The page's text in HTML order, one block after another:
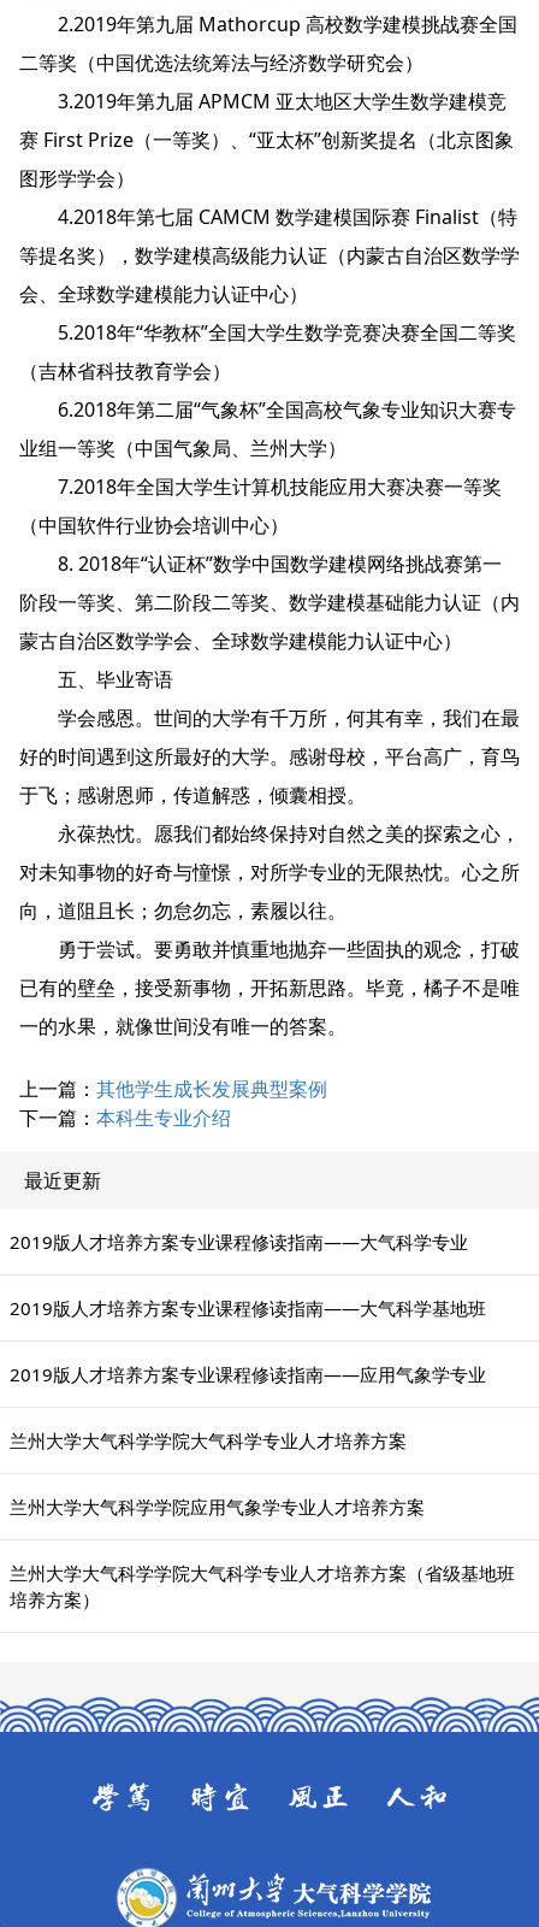
2.2019年第九届 Mathorcup 高校数学建模挑战赛全国
二等奖（中国优选法统筹法与经济数学研究会）
3.2019年第九届 APMCM 亚太地区大学生数学建模竞
赛 First Prize（一等奖）、“亚太杯”创新奖提名（北京图象
图形学学会）
4.2018年第七届 CAMCM 数学建模国际赛 Finalist（特
等提名奖），数学建模高级能力认证（内蒙古自治区数学学
会、全球数学建模能力认证中心）
5.2018年“华教杯”全国大学生数学竞赛决赛全国二等奖
（吉林省科技教育学会）
6.2018年第二届“气象杯”全国高校气象专业知识大赛专
业组一等奖（中国气象局、兰州大学）
7.2018年全国大学生计算机技能应用大赛决赛一等奖
（中国软件行业协会培训中心）
8. 2018年“认证杯”数学中国数学建模网络挑战赛第一
阶段一等奖、第二阶段二等奖、数学建模基础能力认证（内
蒙古自治区数学学会、全球数学建模能力认证中心）
五、毕业寄语
学会感恩。世间的大学有千万所，何其有幸，我们在最
好的时间遇到这所最好的大学。感谢母校，平台高广，育鸟
于飞；感谢恩师，传道解惑，倾囊相授。
永葆热忱。愿我们都始终保持对自然之美的探索之心，
对未知事物的好奇与憧憬，对所学专业的无限热忱。心之所
向，道阻且长；勿怠勿忘，素履以往。
勇于尝试。要勇敢并慎重地抛弃一些固执的观念，打破
已有的壁垒，接受新事物，开拓新思路。毕竟，橘子不是唯
一的水果，就像世间没有唯一的答案。
上一篇： 其他学生成长发展典型案例
下一篇： 本科生专业介绍
最近更新
2019版人才培养方案专业课程修读指南——大气科学专业
2019版人才培养方案专业课程修读指南——大气科学基地班
2019版人才培养方案专业课程修读指南——应用气象学专业
兰州大学大气科学学院大气科学专业人才培养方案
兰州大学大气科学学院应用气象学专业人才培养方案
兰州大学大气科学学院大气科学专业人才培养方案（省级基地班
培养方案）